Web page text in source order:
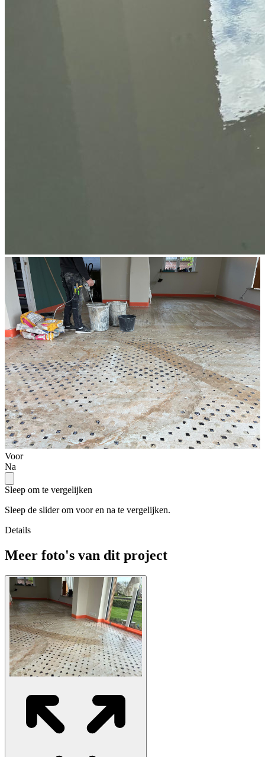
Voor
Na
Sleep om te vergelijken
Sleep de slider om voor en na te vergelijken.
Details
Meer foto's van dit project